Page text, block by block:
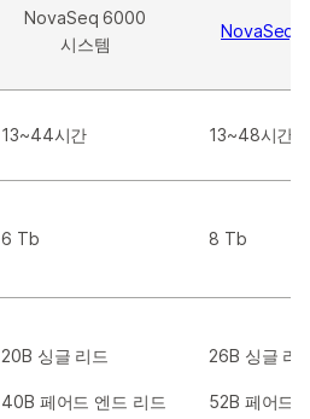
NovaSeq 6000
시스템
NovaSeq
13~44시간 13~48시간
6 Tb 8 Tb
20B 싱글 리드
40B 페어드 엔드 리드
26B 싱글 리
52B 페어드